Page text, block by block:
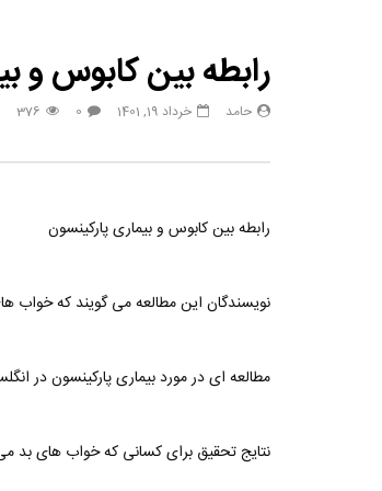
رابطه بین کابوس و
حامد خرداد 19, 1401 0
376
رابطه بین کابوس و بیماری پارکینسون
نویسندگان این مطالعه می گویند که
مطالعه ای در مورد بیماری پارکینسون در
نتایج تحقیق برای کسانی که خواب های بد